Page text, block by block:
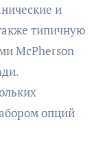
и
типичную
McPherson
опций